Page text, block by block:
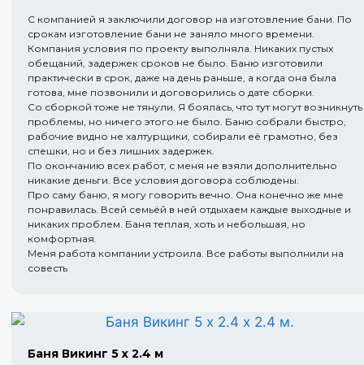
С компанией я заключили договор на изготовление бани. По
срокам изготовление бани не заняло много времени.
Компания условия по проекту выполняла. Никаких пустых
обещаний, задержек сроков не было. Баню изготовили
практически в срок, даже на день раньше, а когда она была
готова, мне позвонили и договорились о дате сборки.
Со сборкой тоже не тянули. Я боялась, что тут могут возникнуть
проблемы, но ничего этого не было. Баню собрали быстро,
рабочие видно не халтурщики, собирали её грамотно, без
спешки, но и без лишних задержек.
По окончанию всех работ, с меня не взяли дополнительно
никакие деньги. Все условия договора соблюдены.
Про саму баню, я могу говорить вечно. Она конечно же мне
понравилась. Всей семьёй в ней отдыхаем каждые выходные и
никаких проблем. Баня теплая, хоть и небольшая, но
комфортная.
Меня работа компании устроила. Все работы выполнили на
совесть
Баня Викинг 5 х 2.4 м